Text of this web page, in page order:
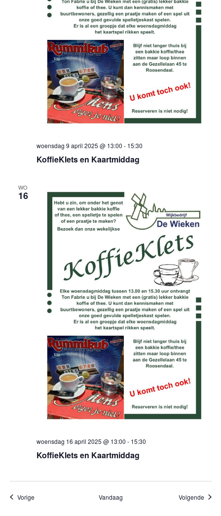
KoffieKlets en Kaartmiddag
woensdag 9 april 2025 @ 13:00 - 15:30
WO
16
KoffieKlets en Kaartmiddag
woensdag 16 april 2025 @ 13:00 - 15:30
VorigeEvenementen Vandaag Volgende